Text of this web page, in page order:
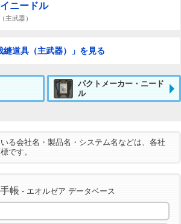
ニードル
主武器）
道具（主武器）」を見る
パクトメーカー・ニード
ル
る会社名・製品名・システム名などは、各社
です。
帳 - エオルゼア データベース